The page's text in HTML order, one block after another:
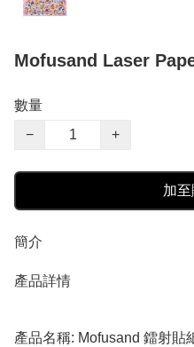
Mofusand Laser
數量
−
+
加
簡介
產品詳情
產品名稱: Mofusand 鐳射貼